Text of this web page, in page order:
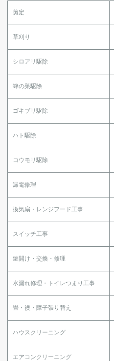
剪定
草刈り
シロアリ駆除
蜂の巣駆除
ゴキブリ駆除
ハト駆除
コウモリ駆除
漏電修理
換気扇・レンジフード工事
スイッチ工事
鍵開け・交換・修理
水漏れ修理・トイレつまり工事
畳・襖・障子張り替え
ハウスクリーニング
エアコンクリーニング